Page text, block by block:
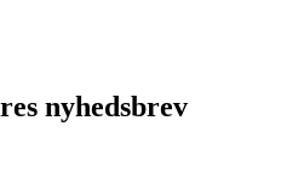
nyhedsbrev